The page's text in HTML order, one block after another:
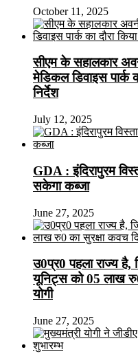
October 11, 2025
सीएम के सहालकार
मेडिकल डिवाइस पार्क
निर्देश
July 12, 2025
GDA : इंदिरापुरम
सकेगा कब्जा
June 27, 2025
उ0प्र0 पहला राज्य
यूनिट्स को 05 लाख
योगी
June 27, 2025